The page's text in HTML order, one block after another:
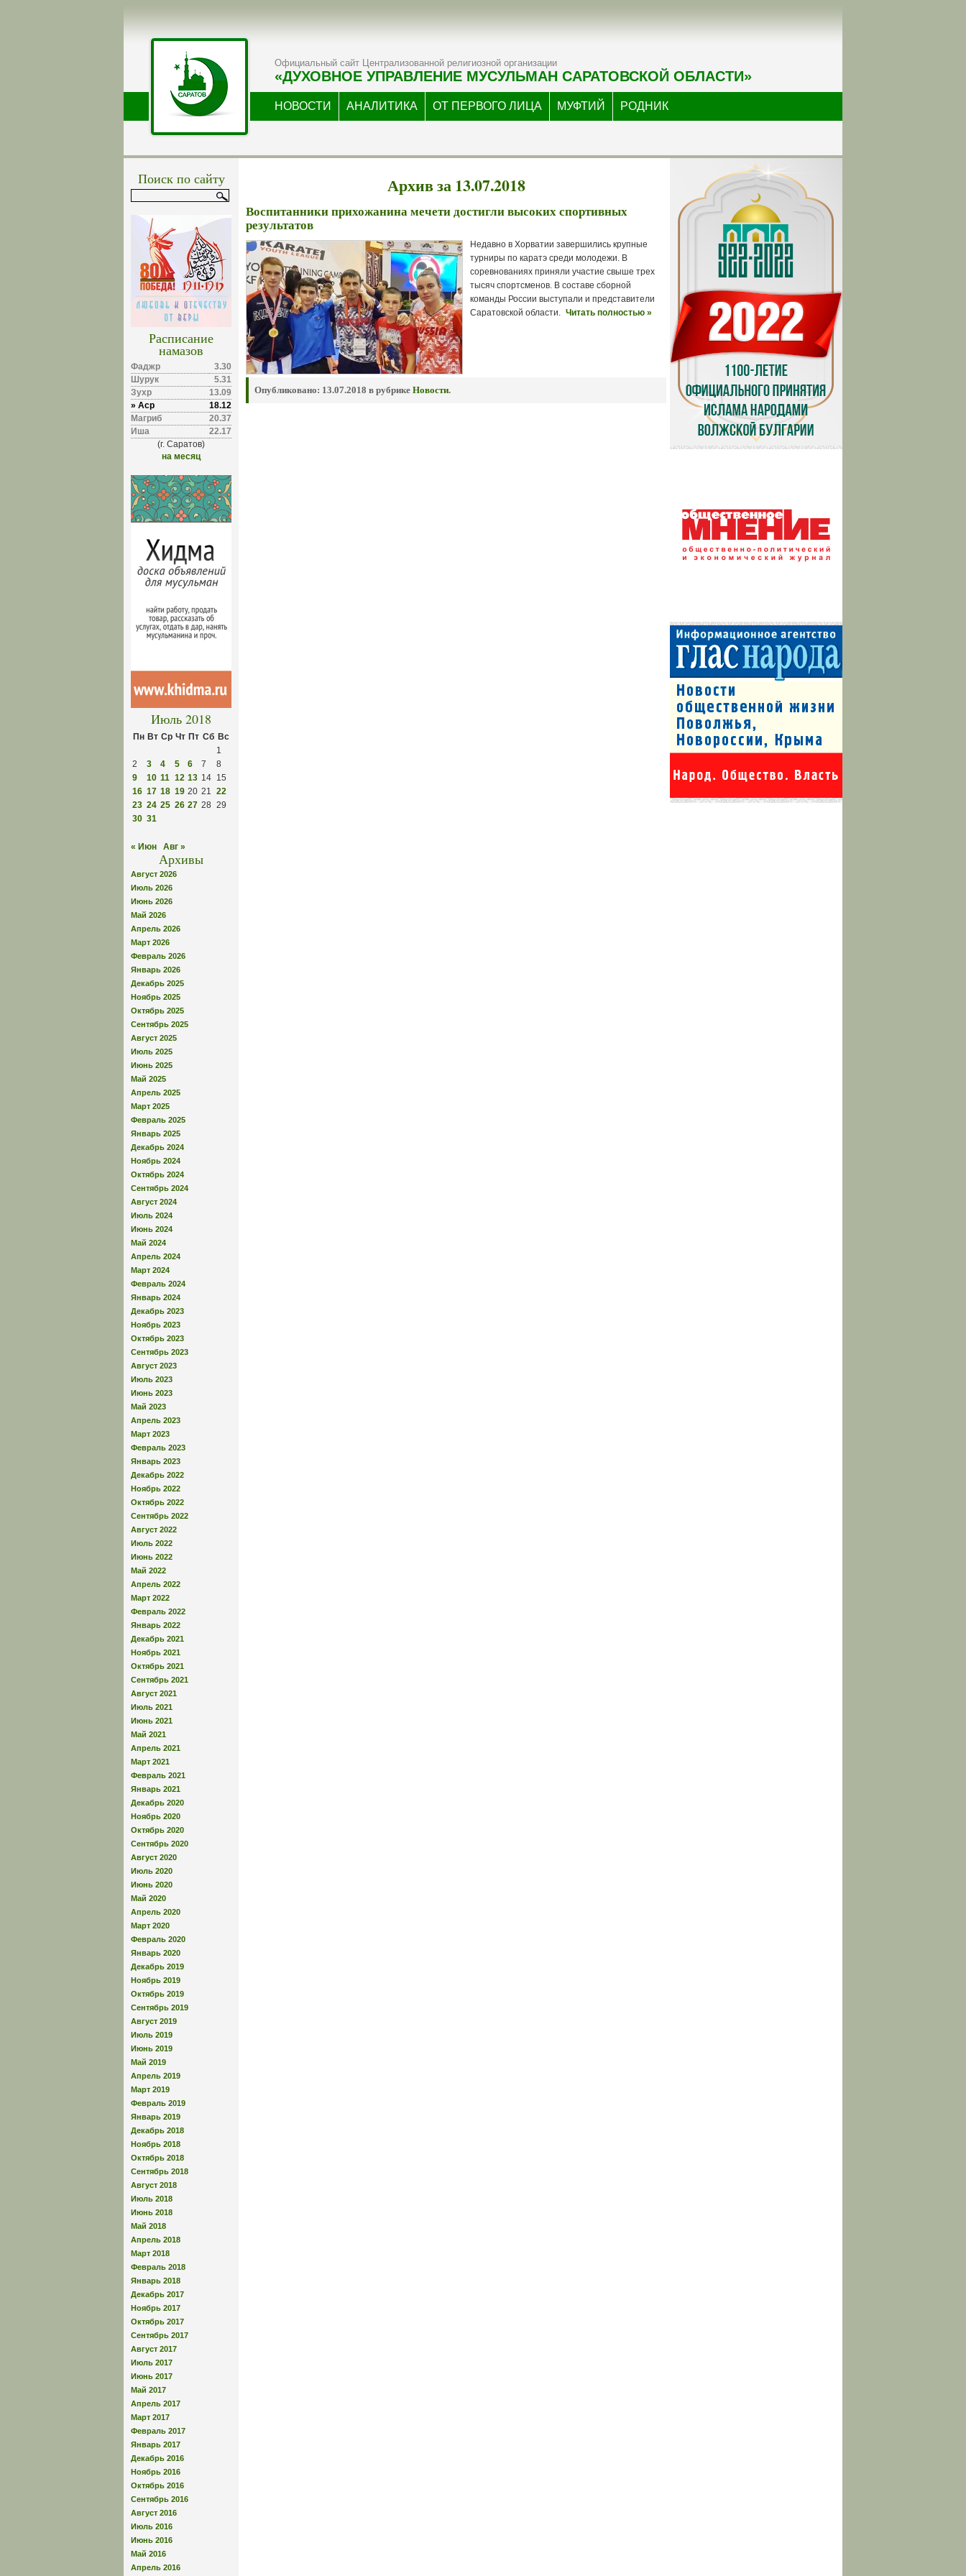
Официальный сайт Централизованной религиозной организации
«ДУХОВНОЕ УПРАВЛЕНИЕ МУСУЛЬМАН САРАТОВСКОЙ ОБЛАСТИ»
НОВОСТИ АНАЛИТИКА ОТ ПЕРВОГО ЛИЦА МУФТИЙ РОДНИК
Поиск по сайту
Расписание
намазов
Фаджр
3.30
Шурук
5.31
Зухр
13.09
» Аср
18.12
Магриб
20.37
Иша
22.17
(г. Саратов)
на месяц
Июль 2018
Пн Вт Ср Чт Пт Сб Вс
1
2
3 4 5 6 7
8
9
10 11 12 13 14 15
16 17 18 19 20 21
22
23 24 25 26 27 28 29
30 31
« Июн Авг »
Архивы
Август 2026
Июль 2026
Июнь 2026
Май 2026
Апрель 2026
Март 2026
Февраль 2026
Январь 2026
Декабрь 2025
Ноябрь 2025
Октябрь 2025
Сентябрь 2025
Август 2025
Июль 2025
Июнь 2025
Май 2025
Апрель 2025
Март 2025
Февраль 2025
Январь 2025
Декабрь 2024
Ноябрь 2024
Октябрь 2024
Сентябрь 2024
Август 2024
Июль 2024
Июнь 2024
Май 2024
Апрель 2024
Март 2024
Февраль 2024
Январь 2024
Декабрь 2023
Ноябрь 2023
Октябрь 2023
Сентябрь 2023
Август 2023
Июль 2023
Июнь 2023
Май 2023
Апрель 2023
Март 2023
Февраль 2023
Январь 2023
Декабрь 2022
Ноябрь 2022
Октябрь 2022
Сентябрь 2022
Август 2022
Июль 2022
Июнь 2022
Май 2022
Апрель 2022
Март 2022
Февраль 2022
Январь 2022
Декабрь 2021
Ноябрь 2021
Октябрь 2021
Сентябрь 2021
Август 2021
Июль 2021
Июнь 2021
Май 2021
Апрель 2021
Март 2021
Февраль 2021
Январь 2021
Декабрь 2020
Ноябрь 2020
Октябрь 2020
Сентябрь 2020
Август 2020
Июль 2020
Июнь 2020
Май 2020
Апрель 2020
Март 2020
Февраль 2020
Январь 2020
Декабрь 2019
Ноябрь 2019
Октябрь 2019
Сентябрь 2019
Август 2019
Июль 2019
Июнь 2019
Май 2019
Апрель 2019
Март 2019
Февраль 2019
Январь 2019
Декабрь 2018
Ноябрь 2018
Октябрь 2018
Сентябрь 2018
Август 2018
Июль 2018
Июнь 2018
Май 2018
Апрель 2018
Март 2018
Февраль 2018
Январь 2018
Декабрь 2017
Ноябрь 2017
Октябрь 2017
Сентябрь 2017
Август 2017
Июль 2017
Июнь 2017
Май 2017
Апрель 2017
Март 2017
Февраль 2017
Январь 2017
Декабрь 2016
Ноябрь 2016
Октябрь 2016
Сентябрь 2016
Август 2016
Июль 2016
Июнь 2016
Май 2016
Апрель 2016
Архив за 13.07.2018
Воспитанники прихожанина мечети достигли высоких спортивных
результатов
Недавно в Хорватии завершились крупные
турниры по каратэ среди молодежи. В
соревнованиях приняли участие свыше трех
тысяч спортсменов. В составе сборной
команды России выступали и представители
Саратовской области. Читать полностью »
Опубликовано: 13.07.2018 в рубрике Новости.